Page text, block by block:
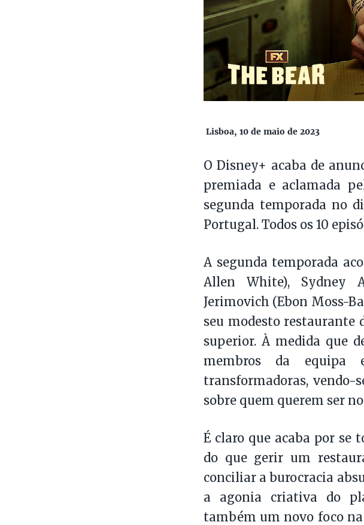
Lisboa, 10 de maio de 2023
O Disney+ acaba de
premiada e aclamada
segunda temporada no
Portugal. Todos os 10
A segunda temporada
Allen White), Sydney
Jerimovich (Ebon Moss-
seu modesto restaurante
superior. À medida que
membros da equipa
transformadoras, vendo-
sobre quem querem ser
É claro que acaba por
do que gerir um
conciliar a burocracia
a agonia criativa do
também um novo foco